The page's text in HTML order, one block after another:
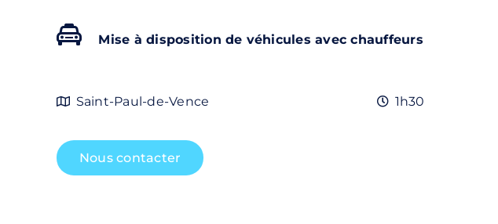
Mise à disposition de véhicules avec chauffeurs
Saint-Paul-de-Vence 1h30
Nous contacter